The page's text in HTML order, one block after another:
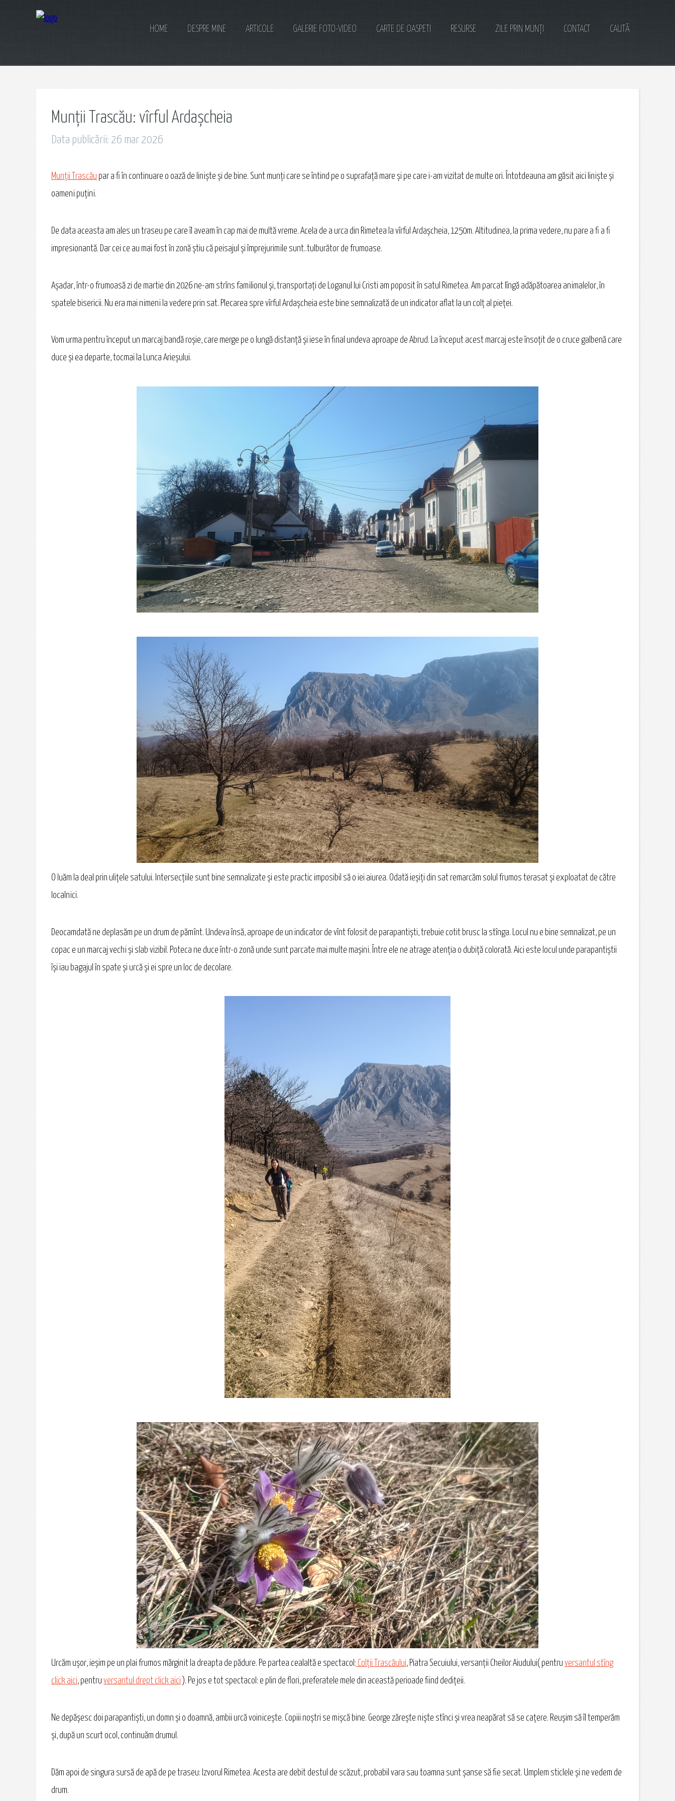
HOME DESPRE MINE ARTICOLE GALERIE FOTO-VIDEO CARTE DE OASPETI RESURSE ZILE PRIN MUNȚI CONTACT CAUTĂ
Munții Trascău: vîrful Ardașcheia
Data publicării: 26 mar 2026
Munții Trascău par a fi în continuare o oază de liniște și de bine. Sunt munți care se întind pe o suprafață mare și pe care i-am vizitat de multe ori. Întotdeauna am găsit aici liniște și
oameni puțini.
De data aceasta am ales un traseu pe care îl aveam în cap mai de multă vreme. Acela de a urca din Rimetea la vîrful Ardaşcheia, 1250m. Altitudinea, la prima vedere, nu pare a fi a fi
impresionantă. Dar cei ce au mai fost în zonă știu că peisajul și împrejurimile sunt..tulburător de frumoase.
Așadar, într-o frumoasă zi de martie din 2026 ne-am strîns familionul și, transportați de Loganul lui Cristi am poposit în satul Rimetea. Am parcat lîngă adăpătoarea animalelor, în
spatele bisericii. Nu era mai nimeni la vedere prin sat. Plecarea spre vîrful Ardaşcheia este bine semnalizată de un indicator aflat la un colț al pieței.
Vom urma pentru început un marcaj bandă roșie, care merge pe o lungă distanță și iese în final undeva aproape de Abrud. La început acest marcaj este însoțit de o cruce galbenă care
duce și ea departe, tocmai la Lunca Arieșului.
O luăm la deal prin ulițele satului. Intersecțiile sunt bine semnalizate și este practic imposibil să o iei aiurea. Odată ieșiți din sat remarcăm solul frumos terasat și exploatat de către
localnici.
Deocamdată ne deplasăm pe un drum de pămînt. Undeva însă, aproape de un indicator de vînt folosit de parapantiști, trebuie cotit brusc la stînga. Locul nu e bine semnalizat, pe un
copac e un marcaj vechi și slab vizibil. Poteca ne duce într-o zonă unde sunt parcate mai multe mașini. Între ele ne atrage atenția o dubiță colorată. Aici este locul unde parapantiștii
își iau bagajul în spate și urcă și ei spre un loc de decolare.
Urcăm ușor, ieșim pe un plai frumos mărginit la dreapta de pădure. Pe partea cealaltă e spectacol: Colții Trascăului, Piatra Secuiului, versanții Cheilor Aiudului( pentru versantul stîng
click aici, pentru versantul drept click aici ). Pe jos e tot spectacol: e plin de flori, preferatele mele din această perioade fiind dedițeii.
Ne depășesc doi parapantiști, un domn și o doamnă, ambii urcă voinicește. Copiii noștri se mișcă bine. George zărește niște stînci și vrea neapărat să se cațere. Reușim să îl temperăm
și, după un scurt ocol, continuăm drumul.
Dăm apoi de singura sursă de apă de pe traseu: Izvorul Rimetea. Acesta are debit destul de scăzut, probabil vara sau toamna sunt șanse să fie secat. Umplem sticlele și ne vedem de
drum.